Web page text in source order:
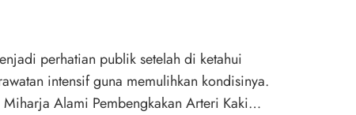
perhatian publik setelah di ketahui
intensif guna memulihkan kondisinya.
Alami Pembengkakan Arteri Kaki…